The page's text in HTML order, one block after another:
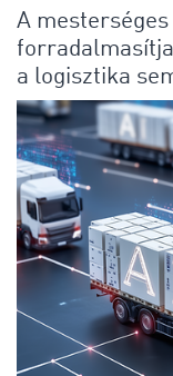
A
a logisztika